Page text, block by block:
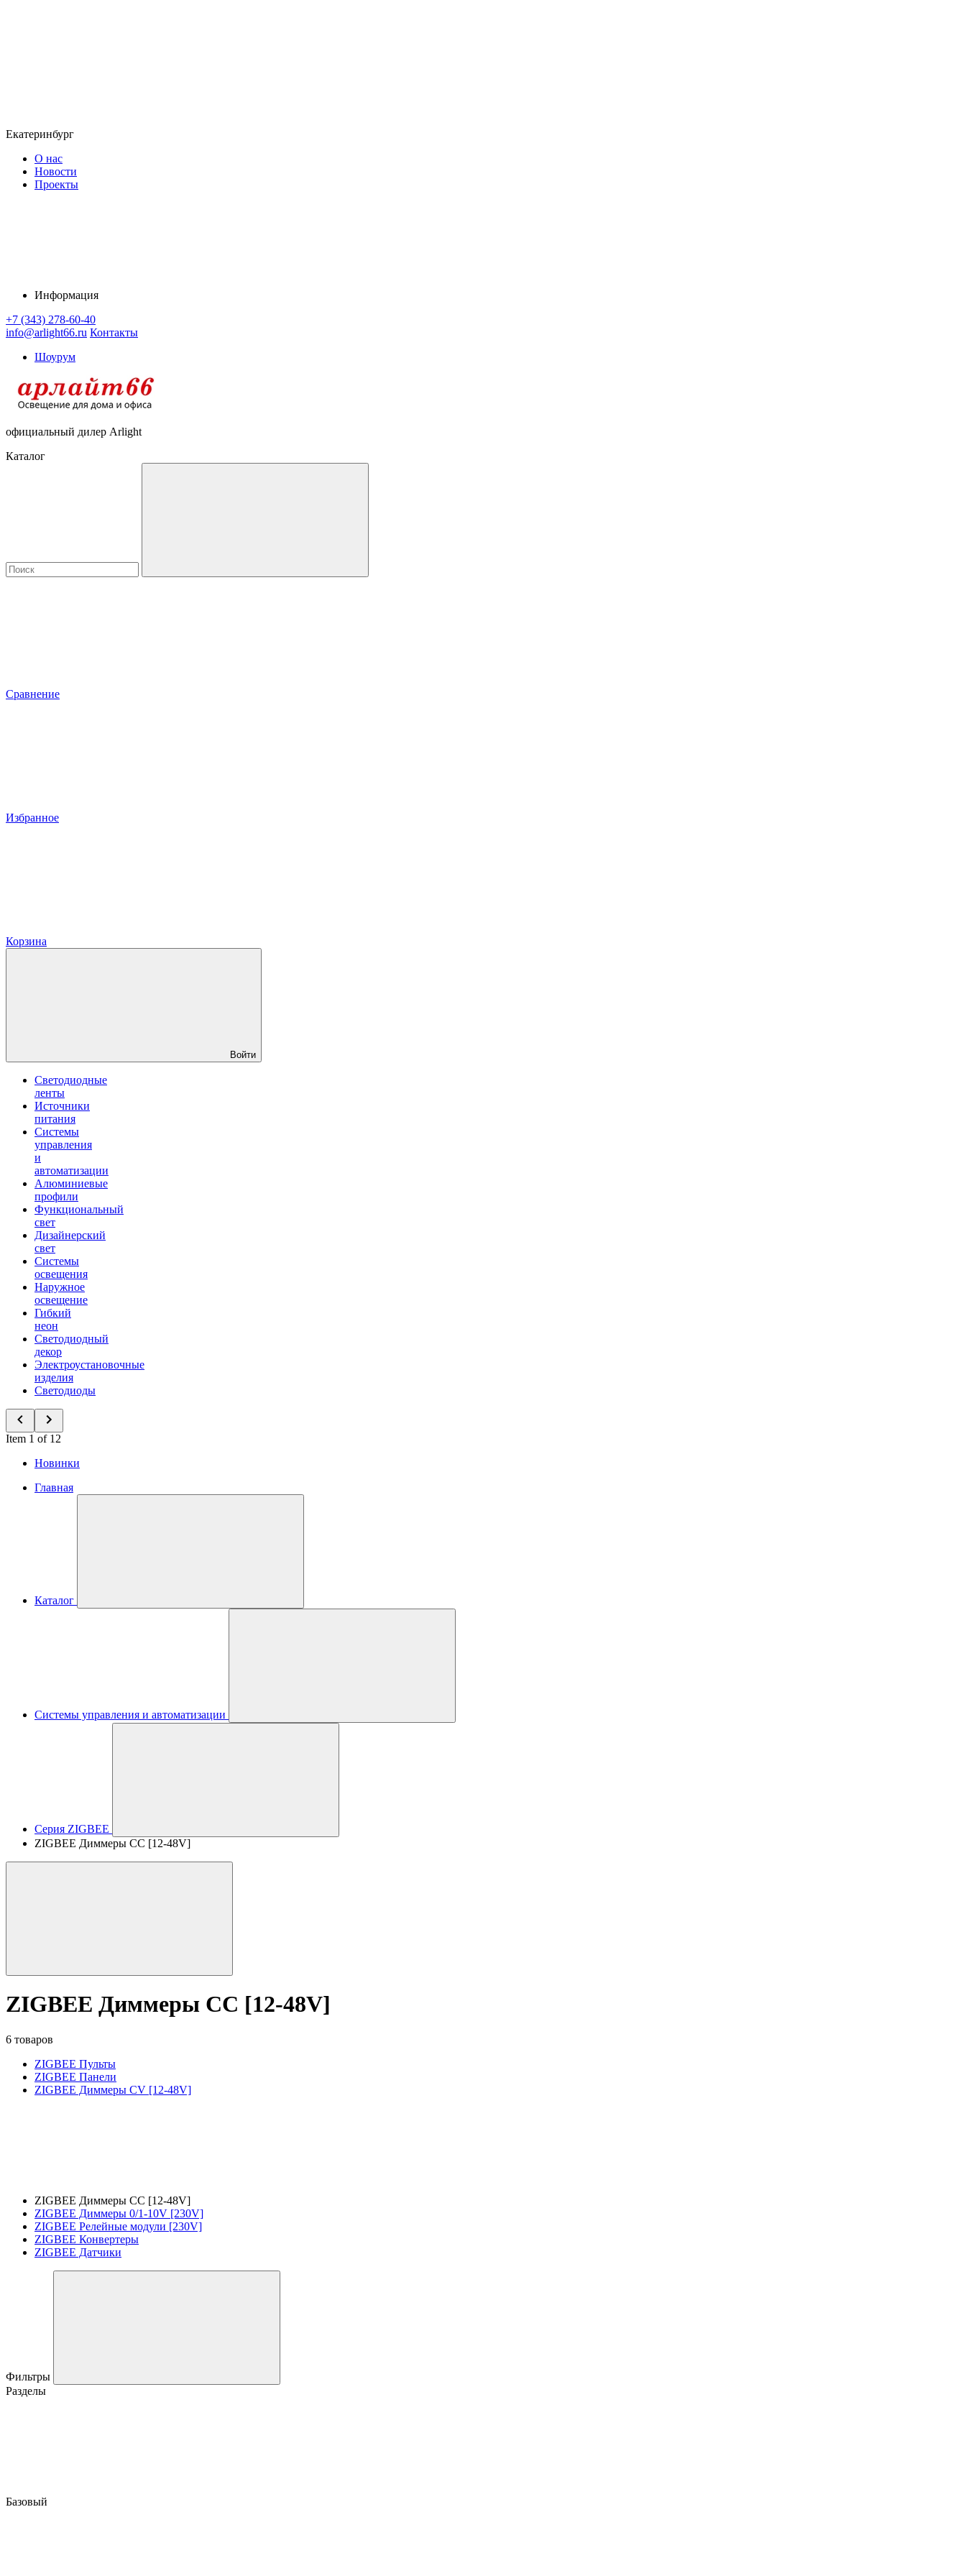
Екатеринбург
О нас
Новости
Проекты
Информация
+7 (343) 278-60-40
info@arlight66.ru Контакты
Шоурум
официальный дилер Arlight
Каталог
Сравнение
Избранное
Корзина
Войти
Светодиодные
ленты
Источники
питания
Системы
управления
и
автоматизации
Алюминиевые
профили
Функциональный
свет
Дизайнерский
свет
Системы
освещения
Наружное
освещение
Гибкий
неон
Светодиодный
декор
Электроустановочные
изделия
Светодиоды
Item 1 of 12
Новинки
Главная
Каталог
Системы управления и автоматизации
Серия ZIGBEE
ZIGBEE Диммеры CC [12-48V]
ZIGBEE Диммеры CC [12-48V]
6 товаров
ZIGBEE Пульты
ZIGBEE Панели
ZIGBEE Диммеры CV [12-48V]
ZIGBEE Диммеры CC [12-48V]
ZIGBEE Диммеры 0/1-10V [230V]
ZIGBEE Релейные модули [230V]
ZIGBEE Конвертеры
ZIGBEE Датчики
Фильтры
Разделы
Базовый